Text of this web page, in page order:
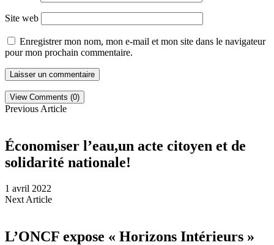
Site web
Enregistrer mon nom, mon e-mail et mon site dans le navigateur
pour mon prochain commentaire.
View Comments (0)
Previous Article
Économiser l’eau,un acte citoyen et de
solidarité nationale!
1 avril 2022
Next Article
L’ONCF expose « Horizons Intérieurs »